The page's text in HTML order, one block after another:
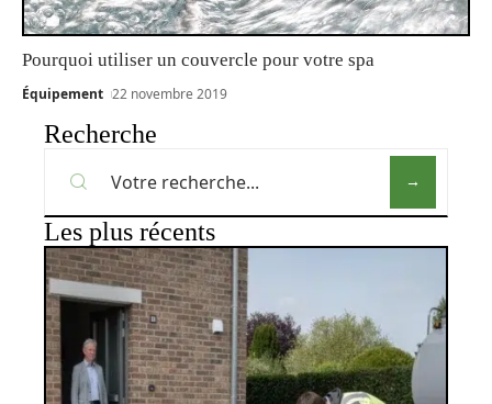
Pourquoi utiliser un couvercle pour votre spa
Équipement 22 novembre 2019
Recherche
Les plus récents